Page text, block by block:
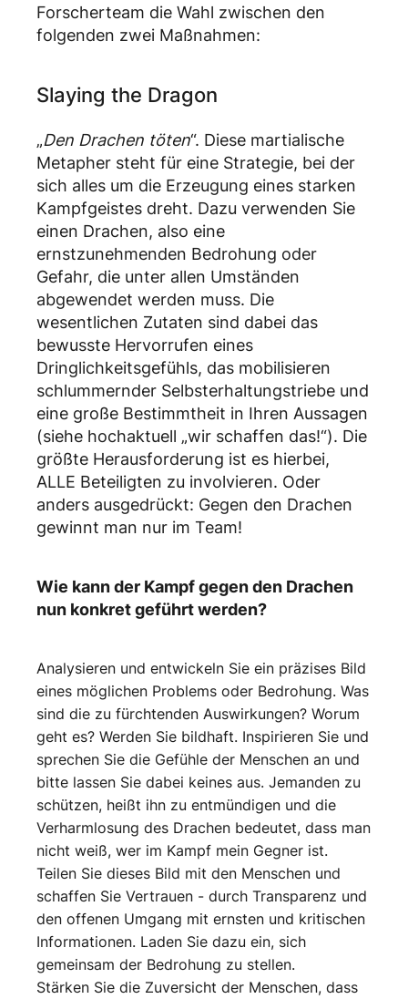
Forscherteam die Wahl zwischen den
folgenden zwei Maßnahmen:
Slaying the Dragon
„Den Drachen töten“. Diese martialische
Metapher steht für eine Strategie, bei der
sich alles um die Erzeugung eines starken
Kampfgeistes dreht. Dazu verwenden Sie
einen Drachen, also eine
ernstzunehmenden Bedrohung oder
Gefahr, die unter allen Umständen
abgewendet werden muss. Die
wesentlichen Zutaten sind dabei das
bewusste Hervorrufen eines
Dringlichkeitsgefühls, das mobilisieren
schlummernder Selbsterhaltungstriebe und
eine große Bestimmtheit in Ihren Aussagen
(siehe hochaktuell „wir schaffen das!“). Die
größte Herausforderung ist es hierbei,
ALLE Beteiligten zu involvieren. Oder
anders ausgedrückt: Gegen den Drachen
gewinnt man nur im Team!
Wie kann der Kampf gegen den Drachen
nun konkret geführt werden?
Analysieren und entwickeln Sie ein präzises Bild
eines möglichen Problems oder Bedrohung. Was
sind die zu fürchtenden Auswirkungen? Worum
geht es? Werden Sie bildhaft. Inspirieren Sie und
sprechen Sie die Gefühle der Menschen an und
bitte lassen Sie dabei keines aus. Jemanden zu
schützen, heißt ihn zu entmündigen und die
Verharmlosung des Drachen bedeutet, dass man
nicht weiß, wer im Kampf mein Gegner ist.
Teilen Sie dieses Bild mit den Menschen und
schaffen Sie Vertrauen - durch Transparenz und
den offenen Umgang mit ernsten und kritischen
Informationen. Laden Sie dazu ein, sich
gemeinsam der Bedrohung zu stellen.
Stärken Sie die Zuversicht der Menschen, dass